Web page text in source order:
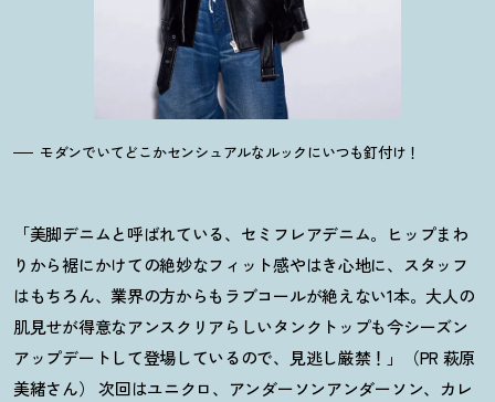
モダンでいてどこかセンシュアルなルックにいつも釘付け ！
「美脚デニムと呼ばれている、セミフレアデニム。ヒップまわ
りから裾にかけての絶妙なフィット感やはき心地に、スタッフ
はもちろん、業界の方からもラブコールが絶えない1本。大人の
肌見せが得意なアンスクリアらしいタンクトップも今シーズン
アップデートして登場しているので、見逃し厳禁！ 」（PR 萩原
美緒さん） 次回はユニクロ、アンダーソンアンダーソン、カレ